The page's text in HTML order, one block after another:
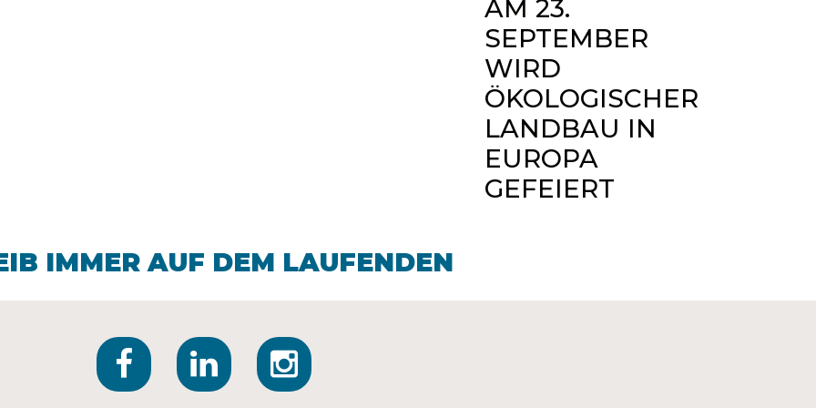
AM 23.
SEPTEMBER
WIRD
ÖKOLOGISCHER
LANDBAU IN
EUROPA
GEFEIERT
IMMER AUF DEM LAUFENDEN